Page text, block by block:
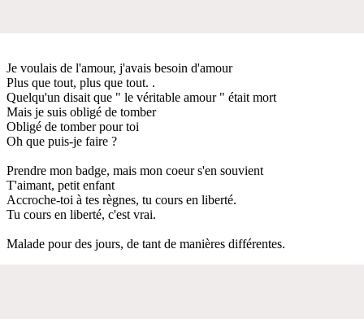
Je voulais de l'amour, j'avais besoin d'amour
Plus que tout, plus que tout. .
Quelqu'un disait que " le véritable amour " était mort
Mais je suis obligé de tomber
Obligé de tomber pour toi
Oh que puis-je faire ?
Prendre mon badge, mais mon coeur s'en souvient
T'aimant, petit enfant
Accroche-toi à tes règnes, tu cours en liberté.
Tu cours en liberté, c'est vrai.
Malade pour des jours, de tant de manières différentes.